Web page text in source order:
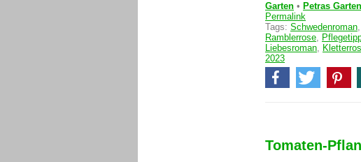
Garten • Petras Garten
Permalink
Tags: Schwedenroman,
Ramblerrose,
Liebesroman,
2023
Tomaten-